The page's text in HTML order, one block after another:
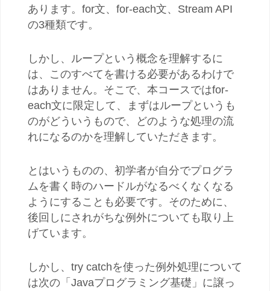
あります。for文、for-each文、Stream API
の3種類です。
しかし、ループという概念を理解するに
は、このすべてを書ける必要があるわけで
はありません。そこで、本コースではfor-
each文に限定して、まずはループというも
のがどういうもので、どのような処理の流
れになるのかを理解していただきます。
とはいうものの、初学者が自分でプログラ
ムを書く時のハードルがなるべくなくなる
ようにすることも必要です。そのために、
後回しにされがちな例外についても取り上
げています。
しかし、try catchを使った例外処理について
は次の「Javaプログラミング基礎」に譲っ